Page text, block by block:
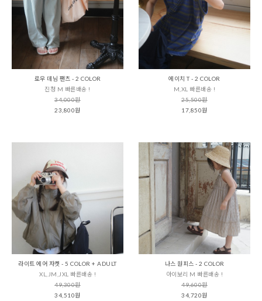
로우 데님 팬츠 - 2 COLOR
진청 M 빠른배송 !
34,000원
23,800원
에이치 T - 2 COLOR
M,XL 빠른배송 !
25,500원
17,850원
라이트 에어 자켓 - 5 COLOR + ADULT
XL,JM,JXL 빠른배송 !
49,300원
34,510원
나스 원피스 - 2 COLOR
아이보리 M 빠른배송 !
49,600원
34,720원